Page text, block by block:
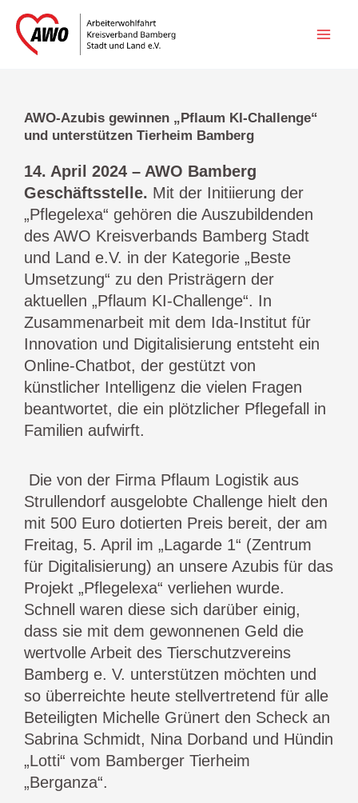
Zum
Inhalt
springen
AWO-Azubis gewinnen „Pflaum KI-Challenge“
und unterstützen Tierheim Bamberg
14. April 2024 – AWO Bamberg
Geschäftsstelle. Mit der Initiierung der
„Pflegelexa“ gehören die Auszubildenden
des AWO Kreisverbands Bamberg Stadt
und Land e.V. in der Kategorie „Beste
Umsetzung“ zu den Pristrägern der
aktuellen „Pflaum KI-Challenge“. In
Zusammenarbeit mit dem Ida-Institut für
Innovation und Digitalisierung entsteht ein
Online-Chatbot, der gestützt von
künstlicher Intelligenz die vielen Fragen
beantwortet, die ein plötzlicher Pflegefall in
Familien aufwirft.
Die von der Firma Pflaum Logistik aus
Strullendorf ausgelobte Challenge hielt den
mit 500 Euro dotierten Preis bereit, der am
Freitag, 5. April im „Lagarde 1“ (Zentrum
für Digitalisierung) an unsere Azubis für das
Projekt „Pflegelexa“ verliehen wurde.
Schnell waren diese sich darüber einig,
dass sie mit dem gewonnenen Geld die
wertvolle Arbeit des Tierschutzvereins
Bamberg e. V. unterstützen möchten und
so überreichte heute stellvertretend für alle
Beteiligten Michelle Grünert den Scheck an
Sabrina Schmidt, Nina Dorband und Hündin
„Lotti“ vom Bamberger Tierheim
„Berganza“.